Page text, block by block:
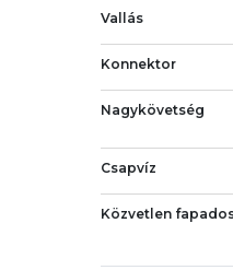
Vallás
Konnektor
Nagykövetség
Csapvíz
Közvetlen